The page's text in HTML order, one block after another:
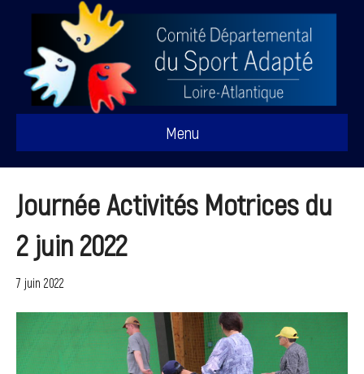
Menu
Journée Activités Motrices du
2 juin 2022
7 juin 2022